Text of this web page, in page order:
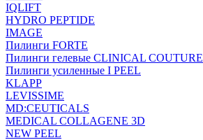
IQLIFT
HYDRO PEPTIDE
IMAGE
Пилинги FORTE
Пилинги гелевые CLINICAL COUTURE
Пилинги усиленные I PEEL
KLAPP
LEVISSIME
MD:CEUTICALS
MEDICAL COLLAGENE 3D
NEW PEEL